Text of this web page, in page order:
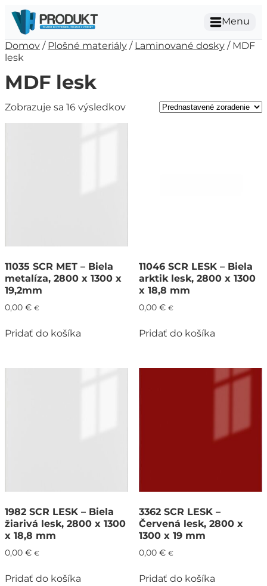
Menu
Domov / Plošné materiály / Laminované dosky / MDF
lesk
MDF lesk
Zobrazuje sa 16 výsledkov
11035 SCR MET – Biela
metalíza, 2800 x 1300 x
19,2mm
0,00 € €
Pridať do košíka
11046 SCR LESK – Biela
arktik lesk, 2800 x 1300
x 18,8 mm
0,00 € €
Pridať do košíka
1982 SCR LESK – Biela
žiarivá lesk, 2800 x 1300
x 18,8 mm
0,00 € €
Pridať do košíka
3362 SCR LESK –
Červená lesk, 2800 x
1300 x 19 mm
0,00 € €
Pridať do košíka